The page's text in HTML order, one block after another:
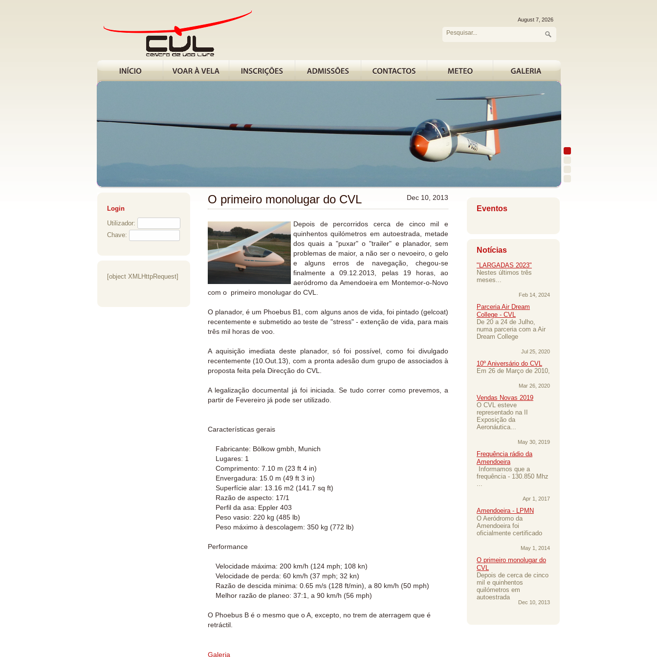
Login
Utilizador:
Chave:
[object XMLHttpRequest]
Dec 10, 2013
O primeiro monolugar do CVL
Depois de percorridos cerca de cinco mil e
quinhentos quilómetros em autoestrada, metade
dos quais a "puxar" o "trailer" e planador, sem
problemas de maior, a não ser o nevoeiro, o gelo
e alguns erros de navegação, chegou-se
finalmente a 09.12.2013, pelas 19 horas, ao
aeródromo da Amendoeira em Montemor-o-Novo
com o primeiro monolugar do CVL.
O planador, é um Phoebus B1, com alguns anos de vida, foi pintado (gelcoat)
recentemente e submetido ao teste de "stress" - extenção de vida, para mais
três mil horas de voo.
A aquisição imediata deste planador, só foi possível, como foi divulgado
recentemente (10.Out.13), com a pronta adesão dum grupo de associados à
proposta feita pela Direcção do CVL.
A legalização documental já foi iniciada. Se tudo correr como prevemos, a
partir de Fevereiro já pode ser utilizado.
Características gerais
Fabricante: Bölkow gmbh, Munich
Lugares: 1
Comprimento: 7.10 m (23 ft 4 in)
Envergadura: 15.0 m (49 ft 3 in)
Superfície alar: 13.16 m2 (141.7 sq ft)
Razão de aspecto: 17/1
Perfil da asa: Eppler 403
Peso vasio: 220 kg (485 lb)
Peso máximo à descolagem: 350 kg (772 lb)
Performance
Velocidade máxima: 200 km/h (124 mph; 108 kn)
Velocidade de perda: 60 km/h (37 mph; 32 kn)
Razão de descida minima: 0.65 m/s (128 ft/min), a 80 km/h (50 mph)
Melhor razão de planeo: 37:1, a 90 km/h (56 mph)
O Phoebus B é o mesmo que o A, excepto, no trem de aterragem que é
retráctil.
Galeria
Eventos
Notícias
"LARGADAS 2023"
Nestes últimos três
meses...
Feb 14, 2024
Parceria Air Dream
College - CVL
De 20 a 24 de Julho,
numa parceria com a Air
Dream College
Jul 25, 2020
10º Aniversário do CVL
Em 26 de Março de 2010,
Mar 26, 2020
Vendas Novas 2019
O CVL esteve
representado na II
Exposição da
Aeronáutica...
May 30, 2019
Frequência rádio da
Amendoeira
Informamos que a
frequência - 130.850 Mhz
...
Apr 1, 2017
Amendoeira - LPMN
O Aeródromo da
Amendoeira foi
oficialmente certificado
May 1, 2014
O primeiro monolugar do
CVL
Depois de cerca de cinco
mil e quinhentos
quilómetros em
autoestrada
Dec 10, 2013